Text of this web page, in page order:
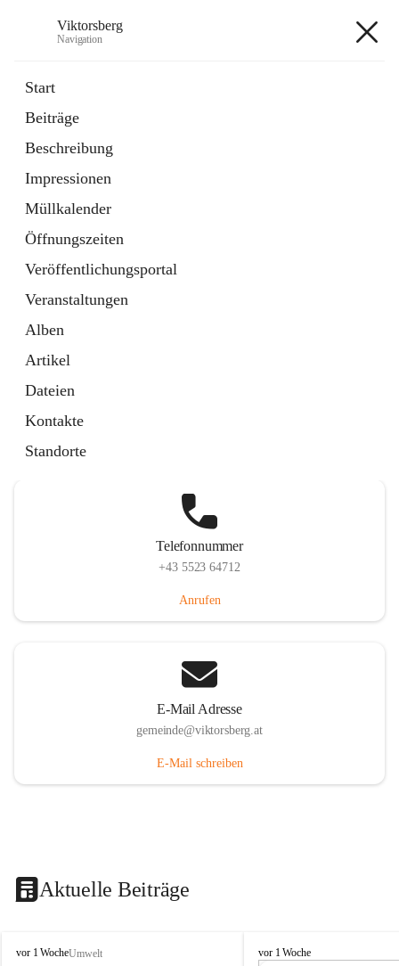
Viktorsberg
Navigation
Start
Beiträge
Beschreibung
Impressionen
Müllkalender
Öffnungszeiten
Veröffentlichungsportal
Veranstaltungen
Alben
Artikel
Dateien
Kontakte
Standorte
1 Schnellzugriff
Bürgerservice
10 Schnellzugriffe
Telefonnummer
+43 5523 64712
Anrufen
E-Mail Adresse
gemeinde@viktorsberg.at
E-Mail schreiben
Aktuelle Beiträge
V
vor 1 WocheUmwelt
V
vor 1 Woche